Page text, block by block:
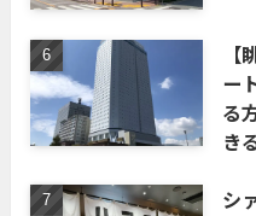
ー
る
き
シ